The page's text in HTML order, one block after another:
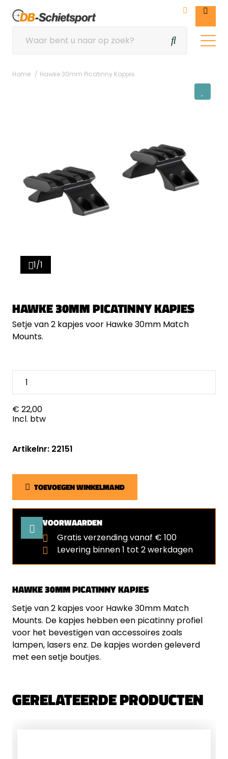
Home Hawke 30mm Picatinny Kapjes
HAWKE 30MM PICATINNY KAPJES
Setje van 2 kapjes voor Hawke 30mm Match
Mounts. De kapjes hebben een picatinny profiel
voor het bevestigen van accessoires zoals
lampen, lasers enz. De kapjes worden geleverd
met een setje boutjes.
1/1
HAWKE 30MM PICATINNY KAPJES
Setje van 2 kapjes voor Hawke 30mm Match
Mounts.
€ 22,00
Incl. btw
Artikelnr: 22151
TOEVOEGEN WINKELMAND
VOORWAARDEN
Gratis verzending vanaf € 100
Levering binnen 1 tot 2 werkdagen
GERELATEERDE PRODUCTEN